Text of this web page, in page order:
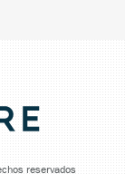
reservados